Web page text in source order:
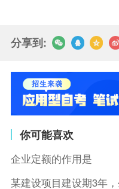
分享到:
你可能喜欢
企业定额的作用是